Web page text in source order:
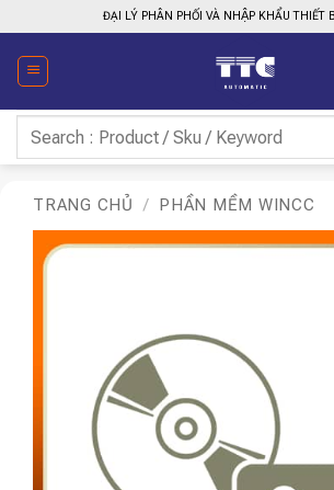
qua
nội
dung
ĐẠI LÝ PHÂN PHỐI VÀ NHẬP KHẨU THIẾT
kiếm:
TRANG CHỦ / PHẦN MỀM WINCC